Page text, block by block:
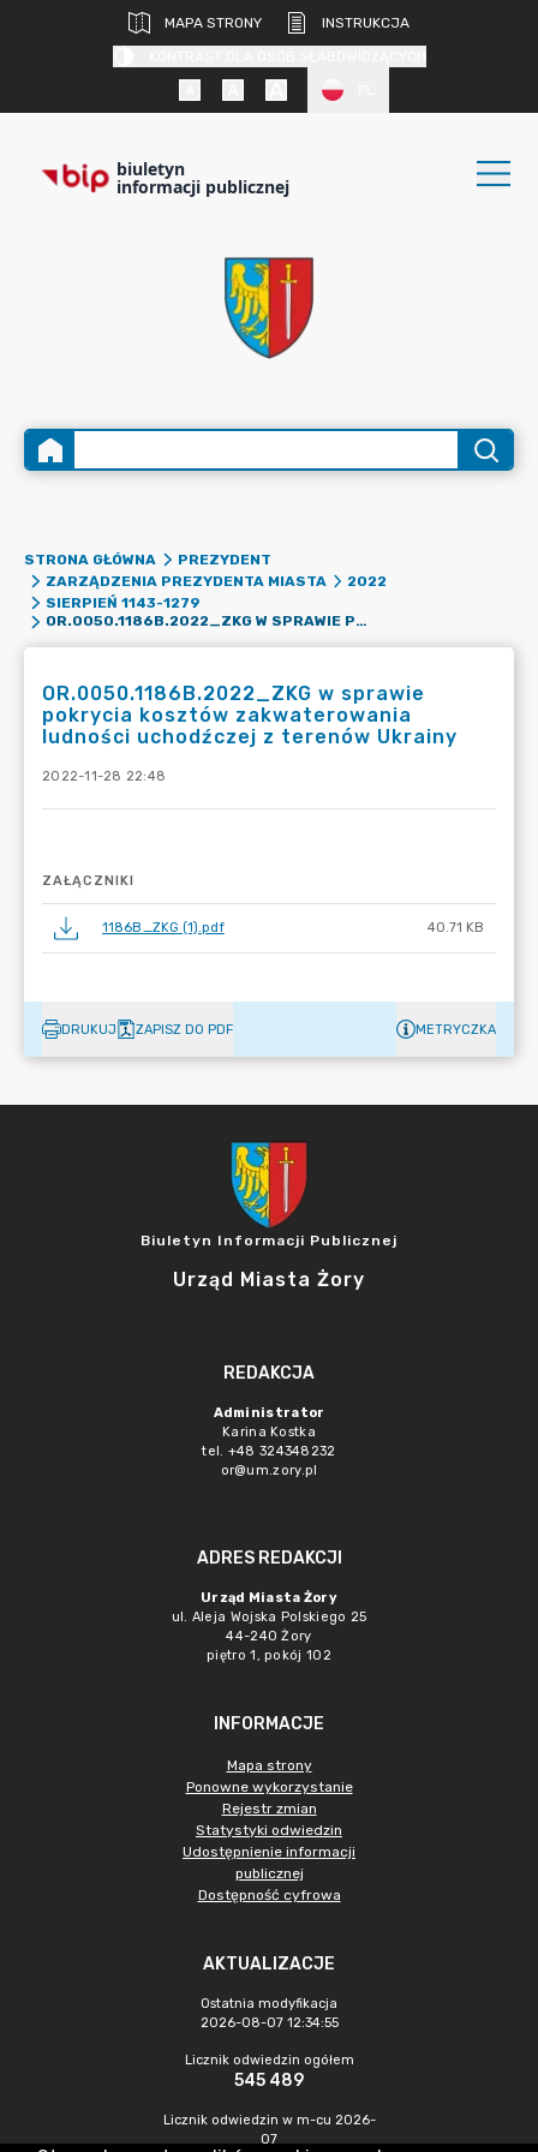
MAPA STRONY
INSTRUKCJA
biuletyn
informacji publicznej
STRONA GŁÓWNA
PREZYDENT
ZARZĄDZENIA PREZYDENTA MIASTA
2022
SIERPIEŃ 1143-1279
OR.0050.1186B.2022_ZKG W SPRAWIE POKRYCIA KOSZTÓW ZAKWATEROWANIA LUDNOŚCI UCHODŹCZEJ Z TERENÓW UKRAINY
OR.0050.1186B.2022_ZKG w sprawie
pokrycia kosztów zakwaterowania
ludności uchodźczej z terenów Ukrainy
2022-11-28 22:48
ZAŁĄCZNIKI
1186B_ZKG (1).pdf 40.71 KB
DRUKUJ ZAPISZ DO PDF METRYCZKA
Biuletyn Informacji Publicznej
Urząd Miasta Żory
REDAKCJA
Administrator
Karina Kostka
tel. +48 324348232
or@um.zory.pl
ADRES REDAKCJI
Urząd Miasta Żory
ul. Aleja Wojska Polskiego 25
44-240 Żory
piętro 1, pokój 102
INFORMACJE
Mapa strony
Ponowne wykorzystanie
Rejestr zmian
Statystyki odwiedzin
Udostępnienie informacji
publicznej
Dostępność cyfrowa
AKTUALIZACJE
Ostatnia modyfikacja
2026-08-07 12:34:55
Licznik odwiedzin ogółem
545 489
Licznik odwiedzin w m-cu 2026-
07